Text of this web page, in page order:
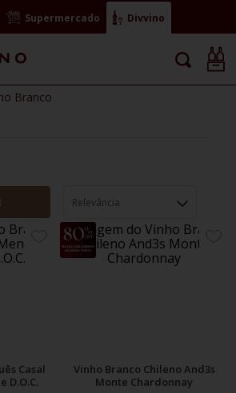
Supermercado Divvino
Branco
Relevância
ADICIONE
FAVORITOS
Casal
D.O.C.
42%
OFF
Vinho Branco Chileno And3s
Monte Chardonnay